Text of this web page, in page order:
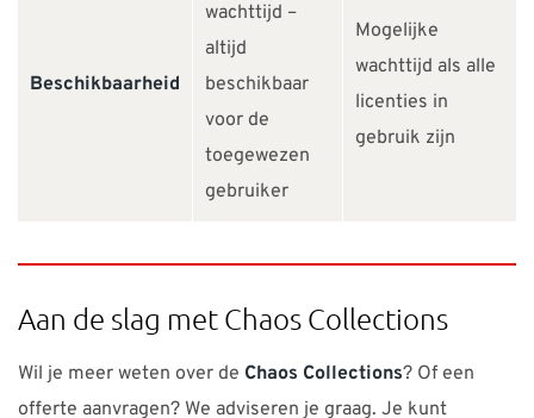
Beschikbaarheid
wachttijd –
altijd
beschikbaar
voor de
toegewezen
gebruiker
Mogelijke
wachttijd als alle
licenties in
gebruik zijn
Aan de slag met Chaos Collections
Wil je meer weten over de Chaos Collections? Of een
offerte aanvragen? We adviseren je graag. Je kunt